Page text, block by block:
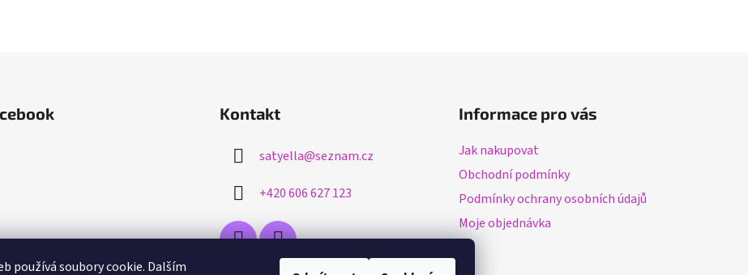
používá soubory cookie. Dalším
Kontakt
satyella@seznam.cz
+420 606 627 123
Informace pro vás
Jak nakupovat
Obchodní podmínky
Podmínky ochrany osobních údajů
Moje objednávka